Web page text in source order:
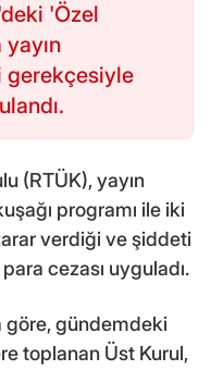
'Özel
gerekçesiyle
(RTÜK), yayın
programı ile iki
verdiği ve şiddeti
cezası uyguladı.
göre, gündemdeki
toplanan Üst Kurul,